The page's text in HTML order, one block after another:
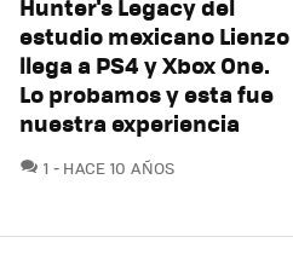
Hunter's Legacy del
estudio mexicano Lienzo
llega a PS4 y Xbox One.
Lo probamos y esta fue
nuestra experiencia
1 COMENTARIOS
HACE 10 AÑOS